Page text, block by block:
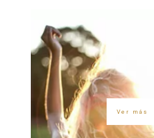
Ver más